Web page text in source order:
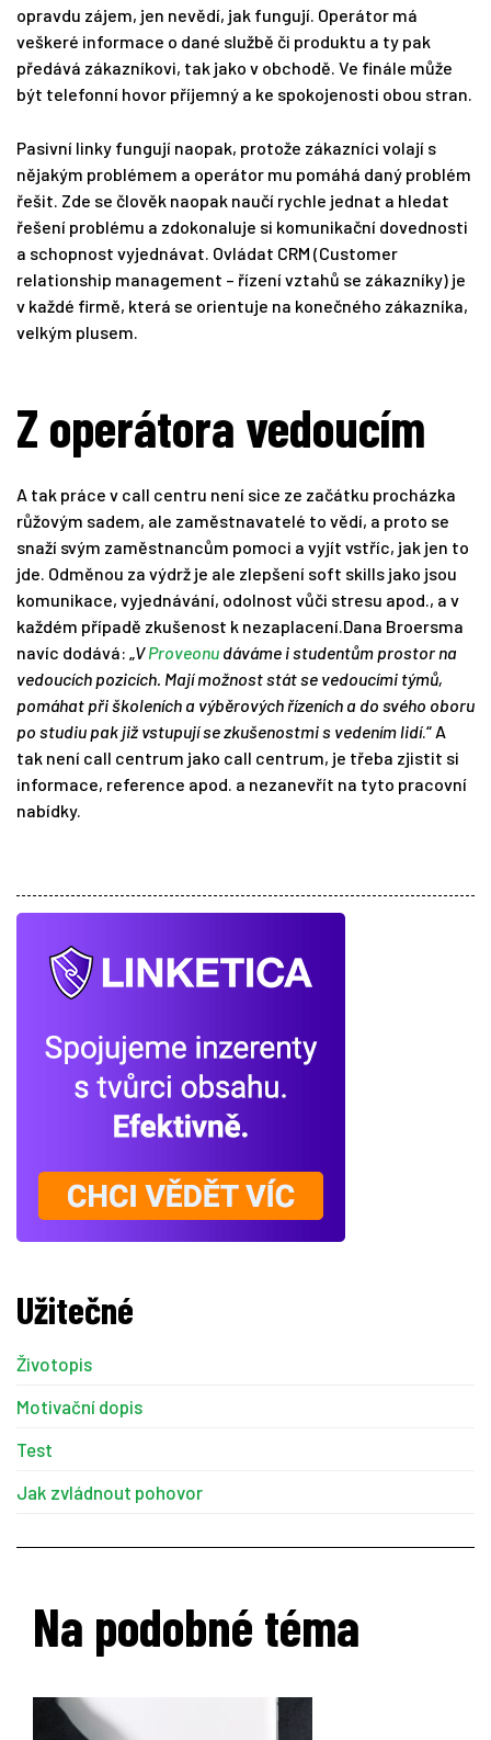
opravdu zájem, jen nevědí, jak fungují. Operátor má
veškeré informace o dané službě či produktu a ty pak
předává zákazníkovi, tak jako v obchodě. Ve finále může
být telefonní hovor příjemný a ke spokojenosti obou stran.
Pasivní linky fungují naopak, protože zákazníci volají s
nějakým problémem a operátor mu pomáhá daný problém
řešit. Zde se člověk naopak naučí rychle jednat a hledat
řešení problému a zdokonaluje si komunikační dovednosti
a schopnost vyjednávat. Ovládat CRM (Customer
relationship management – řízení vztahů se zákazníky) je
v každé firmě, která se orientuje na konečného zákazníka,
velkým plusem.
Z operátora vedoucím
A tak práce v call centru není sice ze začátku procházka
růžovým sadem, ale zaměstnavatelé to vědí, a proto se
snaží svým zaměstnancům pomoci a vyjít vstříc, jak jen to
jde. Odměnou za výdrž je ale zlepšení soft skills jako jsou
komunikace, vyjednávání, odolnost vůči stresu apod., a v
každém případě zkušenost k nezaplacení.Dana Broersma
navíc dodává: „VProveonu dáváme i studentům prostor na
vedoucích pozicích. Mají možnost stát se vedoucími týmů,
pomáhat při školeních a výběrových řízeních a do svého oboru
po studiu pak již vstupují se zkušenostmi s vedením lidí.“ A
tak není call centrum jako call centrum, je třeba zjistit si
informace, reference apod. a nezanevřít na tyto pracovní
nabídky.
Užitečné
Životopis
Motivační dopis
Test
Jak zvládnout pohovor
Na podobné téma